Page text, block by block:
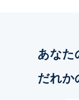
あなた
だれか